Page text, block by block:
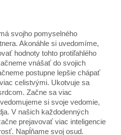
svojho pomyselného
Akonáhle si uvedomíme,
hodnoty tohto protiľahlého
vnášať do svojich
postupne lepšie chápať
celistvými. Ukotvuje sa
Začne sa viac
si svoje vedomie,
V našich každodenných
prejavovať viac inteligencie
Napĺňame svoj osud.